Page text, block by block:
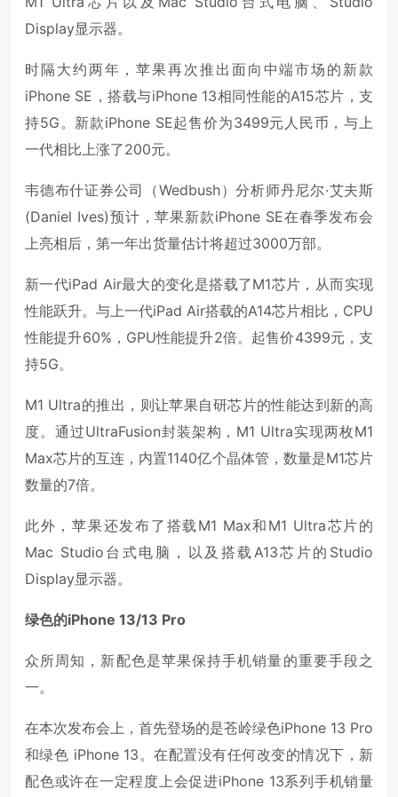
Display显示器。
时隔大约两年，苹果再次推出面向中端市场的新款
iPhone SE，搭载与iPhone 13相同性能的A15芯片，支
持5G。新款iPhone SE起售价为3499元人民币，与上
一代相比上涨了200元。
韦德布什证券公司（Wedbush）分析师丹尼尔·艾夫斯
(Daniel Ives)预计，苹果新款iPhone SE在春季发布会
上亮相后，第一年出货量估计将超过3000万部。
新一代iPad Air最大的变化是搭载了M1芯片，从而实现
性能跃升。与上一代iPad Air搭载的A14芯片相比，CPU
性能提升60%，GPU性能提升2倍。起售价4399元，支
持5G。
M1 Ultra的推出，则让苹果自研芯片的性能达到新的高
度。通过UltraFusion封装架构，M1 Ultra实现两枚M1
Max芯片的互连，内置1140亿个晶体管，数量是M1芯片
数量的7倍。
此外，苹果还发布了搭载M1 Max和M1 Ultra芯片的
Mac Studio台式电脑，以及搭载A13芯片的Studio
Display显示器。
绿色的iPhone 13/13 Pro
众所周知，新配色是苹果保持手机销量的重要手段之
一。
在本次发布会上，首先登场的是苍岭绿色iPhone 13 Pro
和绿色 iPhone 13。在配置没有任何改变的情况下，新
配色或许在一定程度上会促进iPhone 13系列手机销量